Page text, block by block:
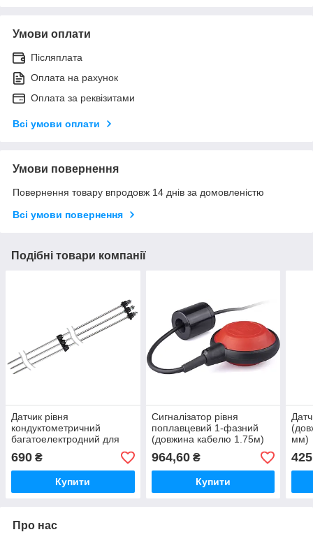
Умови оплати
Післяплата
Оплата на рахунок
Оплата за реквізитами
Всі умови оплати
Умови повернення
Повернення товару впродовж 14 днів за домовленістю
Всі умови повернення
Подібні товари компанії
Датчик рівня
кондуктометричний
багатоелектродний для
відкритих резервуарів,
(ДРК.4)
690 ₴
Купити
Сигналізатор рівня
поплавцевий 1-фазний
(довжина кабелю 1.75м)
964,60₴
Купити
мм)
425
Про нас